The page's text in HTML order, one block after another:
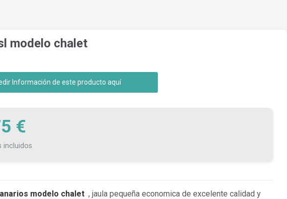
modelo chalet
Información de este producto aquí
€
incluidos
modelo chalet , jaula pequeña economica de excelente calidad y